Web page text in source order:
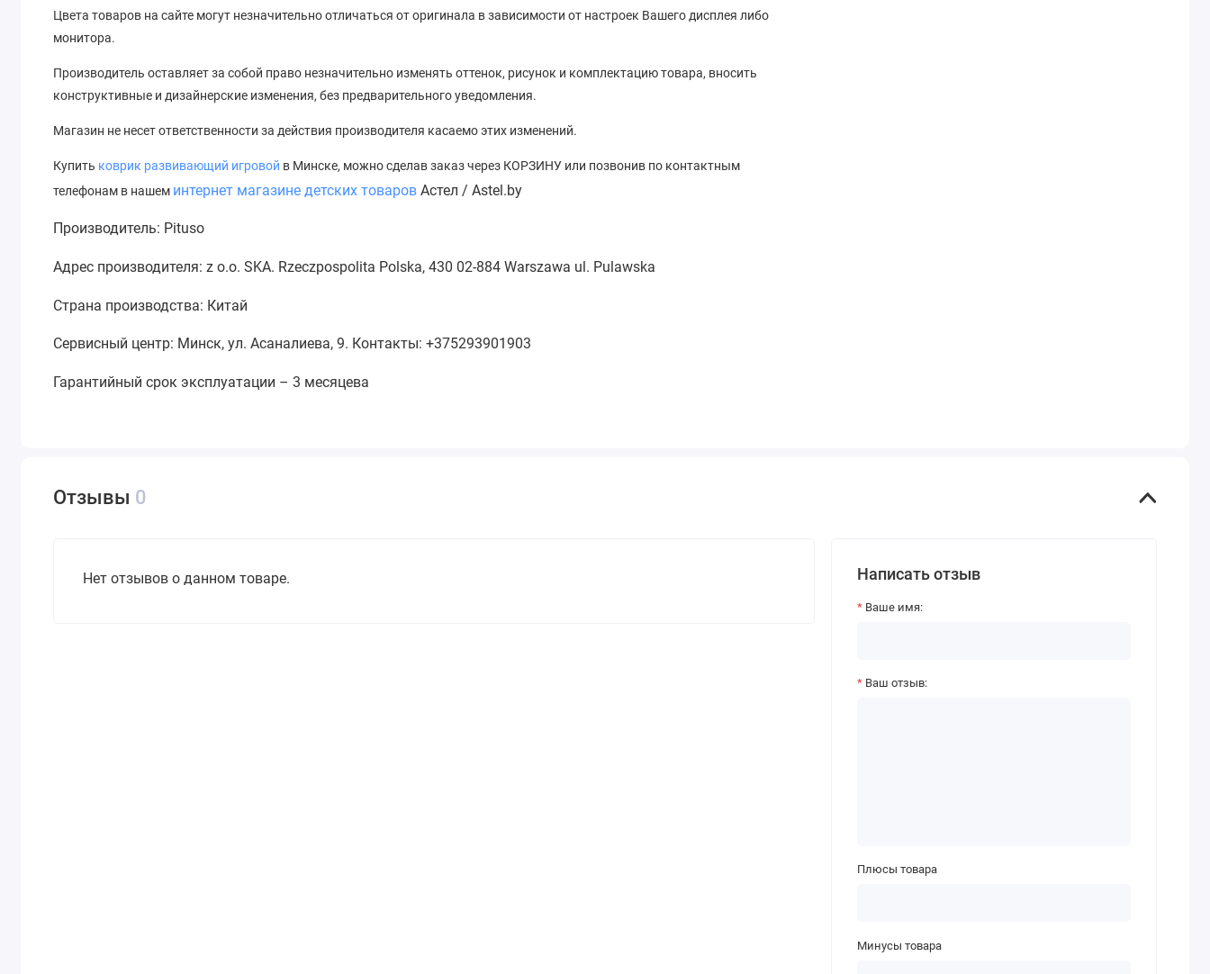
Цвета товаров на сайте могут незначительно отличаться от оригинала в зависимости от настроек Вашего дисплея либо
монитора.
Производитель оставляет за собой право незначительно изменять оттенок, рисунок и комплектацию товара, вносить
конструктивные и дизайнерские изменения, без предварительного уведомления.
Магазин не несет ответственности за действия производителя касаемо этих изменений.
Купить коврик развивающий игровой в Минске, можно сделав заказ через КОРЗИНУ или позвонив по контактным
телефонам в нашем интернет магазине детских товаров Астел / Astel.by
Производитель: Pituso
Адрес производителя: z o.o. SKA. Rzeczpospolita Polska, 430 02-884 Warszawa ul. Pulawska
Страна производства: Китай
Сервисный центр: Минск, ул. Асаналиева, 9. Контакты: +375293901903
Гарантийный срок эксплуатации – 3 месяцева
Отзывы 0
Нет отзывов о данном товаре. Написать отзыв
Ваше имя:
Ваш отзыв:
Плюсы товара
Минусы товара